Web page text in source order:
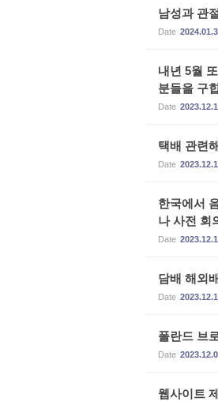
남성과 관
Date
내년 5월
분들을 구
Date
택배 관련
Date
한국에서
나 사전 회
Date
담배 해외
Date
폴란드 브
Date
웹사이트